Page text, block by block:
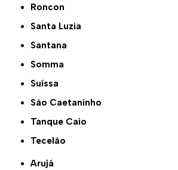
Roncon
Santa Luzia
Santana
Somma
Suíssa
São Caetaninho
Tanque Caio
Tecelão
Arujá